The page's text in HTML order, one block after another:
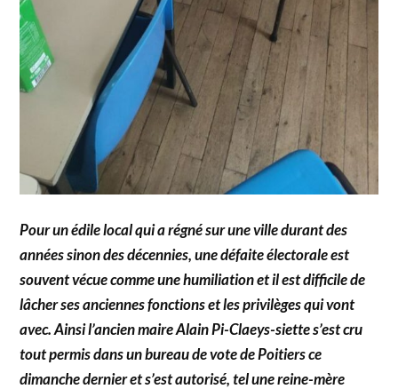
Pour un édile local qui a régné sur une ville durant des
années sinon des décennies, une défaite électorale est
souvent vécue comme une humiliation et il est difficile de
lâcher ses anciennes fonctions et les privilèges qui vont
avec. Ainsi l’ancien maire Alain Pi-Claeys-siette s’est cru
tout permis dans un bureau de vote de Poitiers ce
dimanche dernier et s’est autorisé, tel une reine-mère